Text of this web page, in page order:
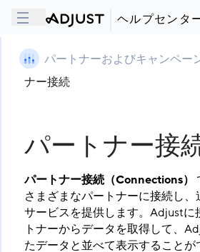
ヘルプセンタ
パートナーおよびキャンペー
ナー接続
パートナー接
パートナー接続（Connections）
さまざまなパートナーに接続し、
サービスを提供します。Adjustに
トナーからデータを取得して、
たデータと並べて表示すること